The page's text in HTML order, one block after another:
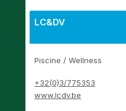
LC&DV
Piscine / Wellness
+32(0)3/775353
www.lcdv.be